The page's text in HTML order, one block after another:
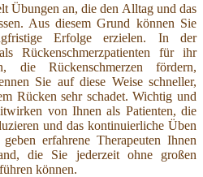
Übungen an, die den Alltag und das
Aus diesem Grund können Sie
Erfolge erzielen. In der
Rückenschmerzpatienten für ihr
die Rückenschmerzen fördern,
Sie auf diese Weise schneller,
Rücken sehr schadet. Wichtig und
von Ihnen als Patienten, die
und das kontinuierliche Üben
erfahrene Therapeuten Ihnen
die Sie jederzeit ohne großen
können.